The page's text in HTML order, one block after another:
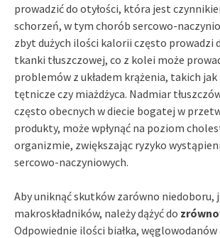
prowadzić do otyłości, która jest
schorzeń, w tym chorób sercowo-
zbyt dużych ilości kalorii często prowadzi
tkanki tłuszczowej, co z kolei może
problemów z układem krążenia, takich
tętnicze czy miażdżyca. Nadmiar
często obecnych w diecie bogatej w
produkty, może wpłynąć na poziom
organizmie, zwiększając ryzyko
sercowo-naczyniowych.
Aby uniknąć skutków zarówno niedoboru,
makroskładników, należy dążyć do
Odpowiednie ilości białka, węglowodanów